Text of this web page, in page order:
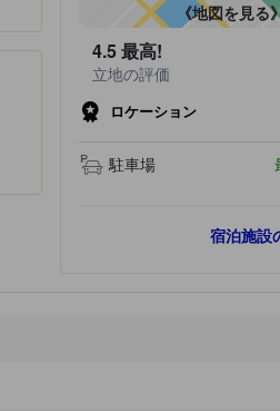
《地図を見る》
4.5最高!
立地の評価
ロケーション
駐車場
宿泊施設